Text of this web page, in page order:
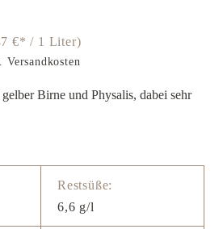
€* / 1 Liter)
Birne und Physalis, dabei sehr
Restsüße:
6,6 g/l